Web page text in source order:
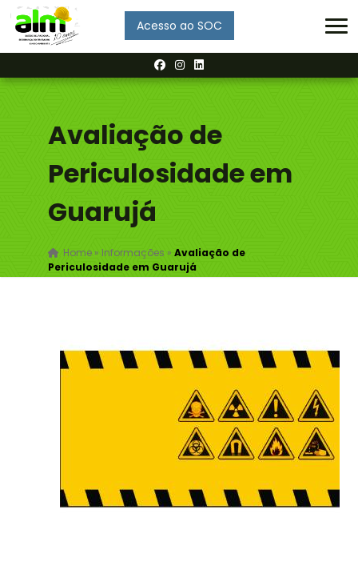
Acesso ao SOC
Avaliação de
Periculosidade em
Guarujá
Home» Informações » Avaliação de
Periculosidade em Guarujá
Enviar